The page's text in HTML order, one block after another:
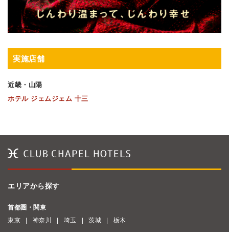
実施店舗
近畿・山陽
ホテル ジェムジェム 十三
エリアから探す
首都圏・関東
東京
神奈川 埼玉 茨城 栃木